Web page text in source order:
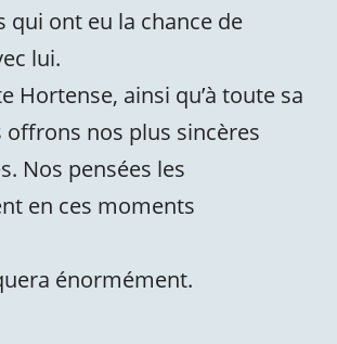
qui ont eu la chance de
lui.
Hortense, ainsi qu’à toute sa
nos plus sincères
Nos pensées les
en ces moments
énormément.